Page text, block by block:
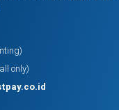
only)